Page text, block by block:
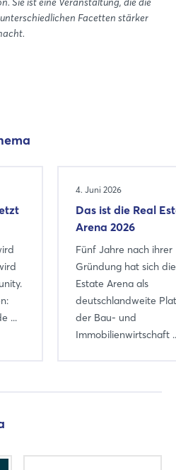
Facetten stärker
...
4. Juni 2026
Das ist die Real
Arena 2026
Fünf Jahre nach ihrer
Gründung hat sich
Estate Arena als
deutschlandweite
der Bau- und
Immobilienwirtschaft
vergessen?